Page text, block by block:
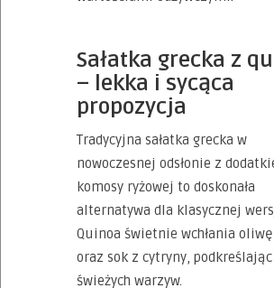
Sałatka grecka z
– lekka i sycąca
propozycja
Tradycyjna sałatka grecka w
nowoczesnej odsłonie z
komosy ryżowej to doskonała
alternatywa dla klasycznej
Quinoa świetnie wchłania
oraz sok z cytryny,
świeżych warzyw.